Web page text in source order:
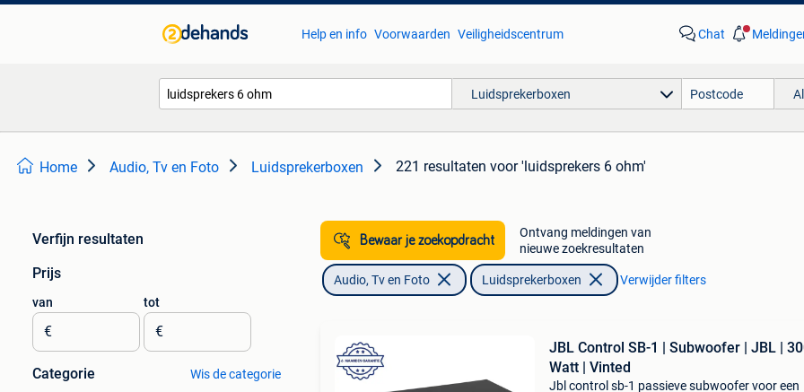
Help en info Voorwaarden Veiligheidscentrum Chat
Luidsprekerboxen
Home Audio, Tv en Foto Luidsprekerboxen 221 resultaten voor 'luidsprekers 6 ohm'
Verfijn resultaten
Prijs
van
€
tot
€
Categorie Wis de categorie
Bewaar je zoekopdracht
Ontvang meldingen van
nieuwe zoekresultaten
Audio, Tv en Foto Luidsprekerboxen Verwijder filters
JBL Control SB-1 | Subwoofer | JBL |
Watt | Vinted
Jbl control sb-1 passieve subwoofer voor een